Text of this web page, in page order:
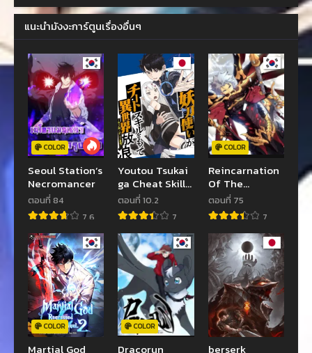
แนะนำมังงะการ์ตูนเรื่องอื่นๆ
COLOR
Seoul Station’s
Necromancer
ตอนที่ 84
7.6
Youtou Tsukai
ga Cheat Skill
wo Motte
Isekai Hourou
ตอนที่ 10.2
7
COLOR
Reincarnation
Of The
Strongest
Sword God
ตอนที่ 75
7
COLOR
Martial God
COLOR
Dracorun berserk